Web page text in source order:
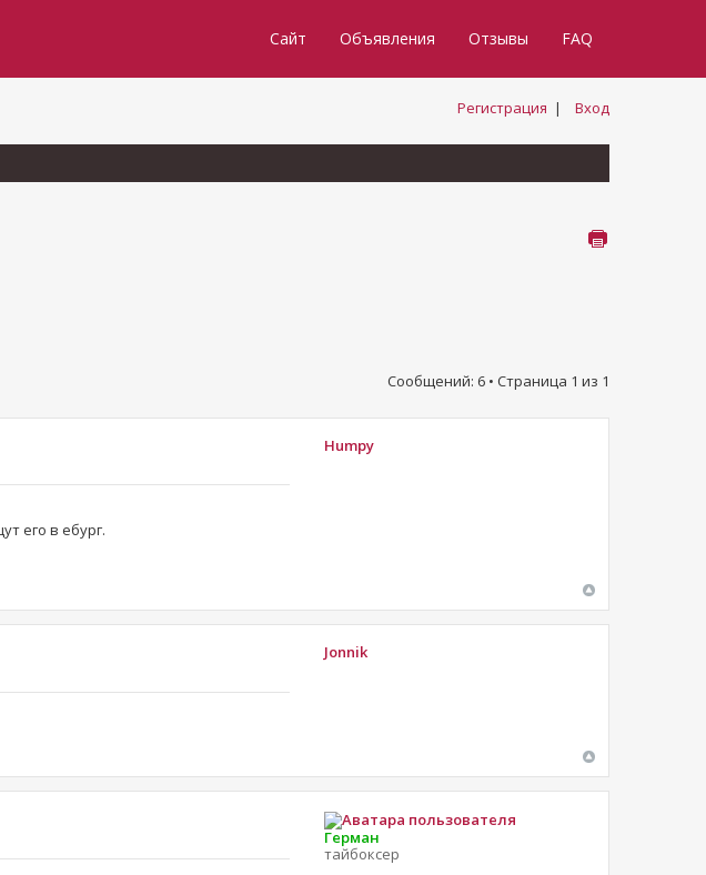
Сайт Объявления Отзывы FAQ
Регистрация | Вход
Сообщений: 6 • Страница 1 из 1
его в ебург.
Humpy
Jonnik
Герман
тайбоксер